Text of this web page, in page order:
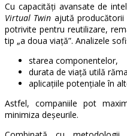
Cu capacități avansate de
Virtual Twin ajută
potrivite pentru reutilizare,
tip „a doua viață”. Analizele
starea componentelor,
durata de viață utilă
aplicațiile potențiale în
Astfel, companiile pot
minimiza deșeurile.